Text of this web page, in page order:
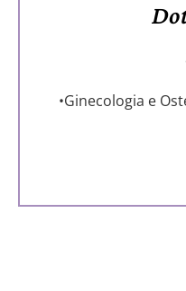
•Ginecologia e